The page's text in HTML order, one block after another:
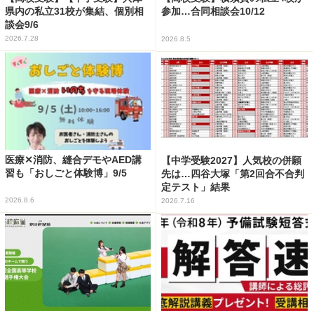
県内の私立31校が集結、個別相
談会9/6
2026.7.28
参加…合同相談会10/12
2026.8.5
医療✕消防、縫合デモやAED講
習も「おしごと体験博」9/5
2026.8.6
【中学受験2027】人気校の併願
先は…四谷大塚「第2回合不合判
定テスト」結果
2026.7.16